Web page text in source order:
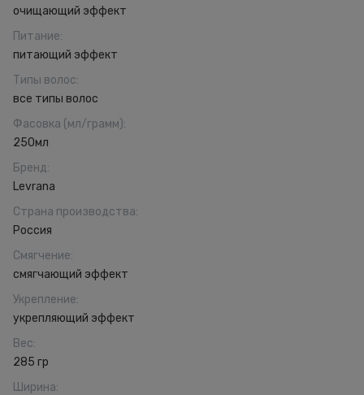
очищающий эффект
Питание:
питающий эффект
Типы волос:
все типы волос
Фасовка (мл/грамм):
250мл
Бренд:
Levrana
Страна производства:
Россия
Смягчение:
смягчающий эффект
Укрепление:
укрепляющий эффект
Вес:
285 гр
Ширина: